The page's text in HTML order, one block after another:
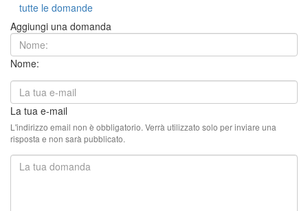
tutte le domande
Aggiungi una domanda
Nome:
La tua e-mail
L'indirizzo email non è obbligatorio. Verrà utilizzato solo per inviare una
risposta e non sarà pubblicato.